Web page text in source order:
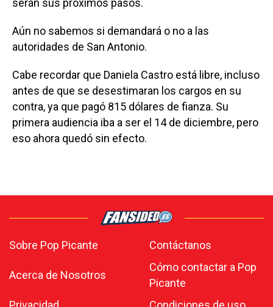
serán sus próximos pasos.
Aún no sabemos si demandará o no a las
autoridades de San Antonio.
Cabe recordar que Daniela Castro está libre, incluso
antes de que se desestimaran los cargos en su
contra, ya que pagó 815 dólares de fianza. Su
primera audiencia iba a ser el 14 de diciembre, pero
eso ahora quedó sin efecto.
Sobre Pop Picante Contáctanos
Acerca de Nosotros
Cómo contactar a Pop
Picante